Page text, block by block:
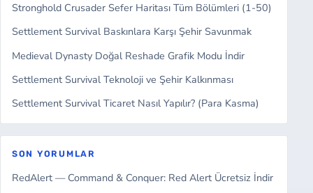
Stronghold Crusader Sefer Haritası Tüm Bölümleri (1-50)
Settlement Survival Baskınlara Karşı Şehir Savunmak
Medieval Dynasty Doğal Reshade Grafik Modu İndir
Settlement Survival Teknoloji ve Şehir Kalkınması
Settlement Survival Ticaret Nasıl Yapılır? (Para Kasma)
SON YORUMLAR
RedAlert — Command & Conquer: Red Alert Ücretsiz İndir